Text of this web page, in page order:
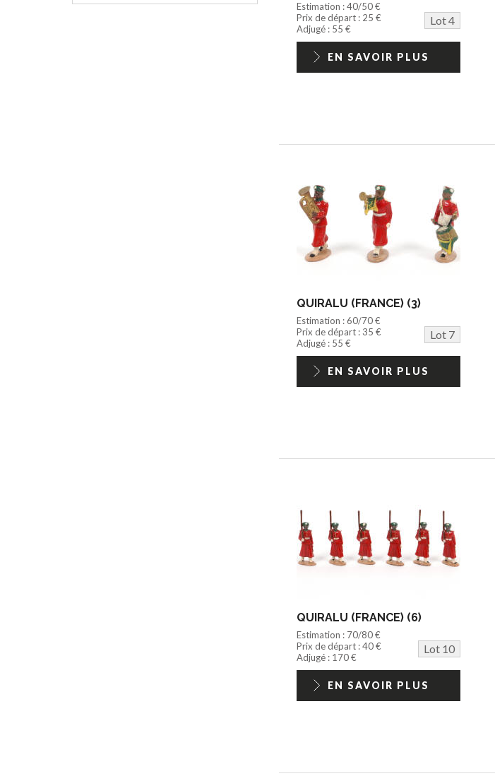
Estimation : 40/50 €
Prix de départ : 25 €
Lot 4
Adjugé : 55 €
EN SAVOIR PLUS
QUIRALU (FRANCE) (3)
Estimation : 60/70 €
Prix de départ : 35 €
Lot 7
Adjugé : 55 €
EN SAVOIR PLUS
QUIRALU (FRANCE) (6)
Estimation : 70/80 €
Prix de départ : 40 €
Lot 10
Adjugé : 170 €
EN SAVOIR PLUS